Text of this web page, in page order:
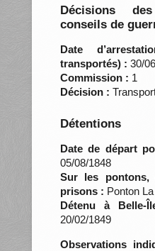
Décisions
conseils de
Date
transportés) : 30/
Commission : 1
Décision :
Détentions
Date de départ
05/08/1848
Sur les
prisons : Ponton
Détenu à Belle-
20/02/1849
Observations